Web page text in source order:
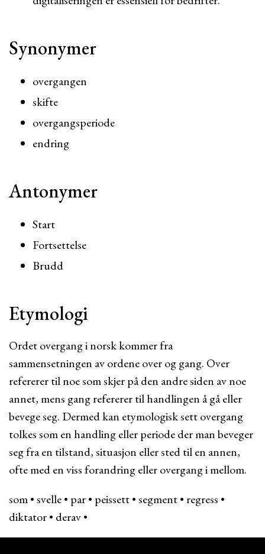
Synonymer
overgangen
skifte
overgangsperiode
endring
Antonymer
Start
Fortsettelse
Brudd
Etymologi
Ordet overgang i norsk kommer fra
sammensetningen av ordene over og gang. Over
refererer til noe som skjer på den andre siden av noe
annet, mens gang refererer til handlingen å gå eller
bevege seg. Dermed kan etymologisk sett overgang
tolkes som en handling eller periode der man beveger
seg fra en tilstand, situasjon eller sted til en annen,
ofte med en viss forandring eller overgang i mellom.
som•svelle• par• peissett•segment• regress •
diktator• derav•